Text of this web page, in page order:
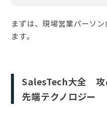
まずは、現場営業パーソ
ます。
SalesTech大全 攻
先端テクノロジー